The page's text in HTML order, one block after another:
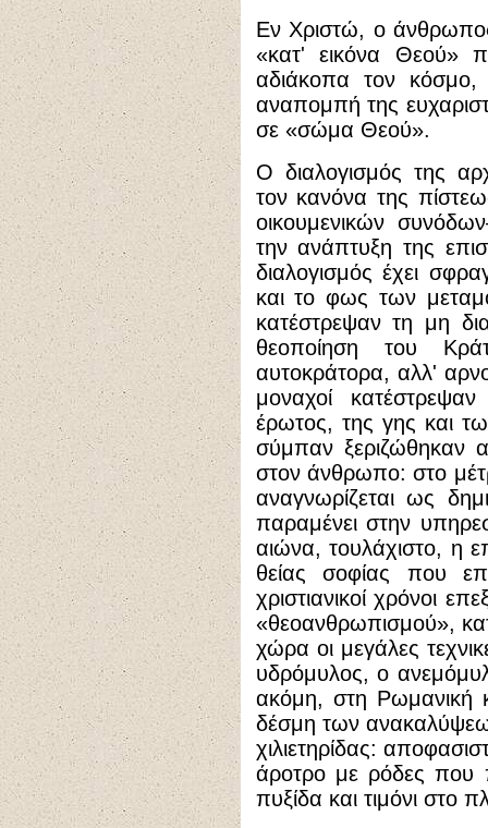
Εν Χριστώ, ο
«κατ' εικόνα Θεού»
αδιάκοπα τον κόσμο,
αναπομπή της
σε «σώμα Θεού».
Ο διαλογισμός της
τον κανόνα της
οικουμενικών
την ανάπτυξη της
διαλογισμός έχει
και το φως των
κατέστρεψαν τη μη
θεοποίηση του
αυτοκράτορα, αλλ'
μοναχοί
έρωτος, της γης και
σύμπαν ξεριζώθηκαν
στον άνθρωπο: στο
αναγνωρίζεται ως
παραμένει στην
αιώνα, τουλάχιστο, η
θείας σοφίας που
χριστιανικοί χρόνοι
«θεοανθρωπισμού»,
χώρα οι μεγάλες
υδρόμυλος, ο
ακόμη, στη Ρωμανική
δέσμη των
χιλιετηρίδας:
άροτρο με ρόδες που
πυξίδα και τιμόνι στο